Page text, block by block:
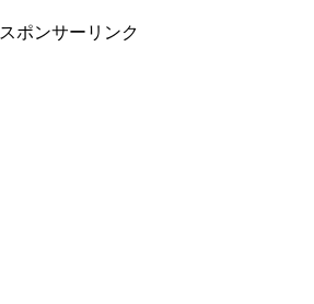
スポンサーリンク